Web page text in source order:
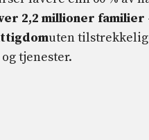
2,2 millioner familier
uten
tjenester.